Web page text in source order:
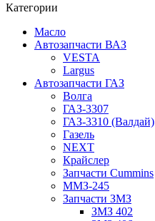
Категории
Масло
Автозапчасти ВАЗ
VESTA
Largus
Автозапчасти ГАЗ
Волга
ГАЗ-3307
ГАЗ-3310 (Валдай)
Газель
NEXT
Крайслер
Запчасти Cummins
ММЗ-245
Запчасти ЗМЗ
ЗМЗ 402